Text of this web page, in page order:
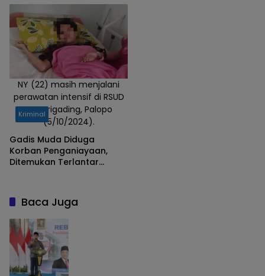
Daerah DPRD
Provinsi
Sulawesi
Selatan, Dra.
Firmina
Tallulembang,
memimpin
kunjungan
kerja Pansus
Tim I ke
Kabupaten
(8/6/2026),
NY (22) masih menjalani
perawatan intensif di RSUD
Sawerigading, Palopo
(5/10/2024).
Kriminal
Gadis Muda Diduga
Korban Penganiayaan,
Ditemukan Terlantar
Baca Juga